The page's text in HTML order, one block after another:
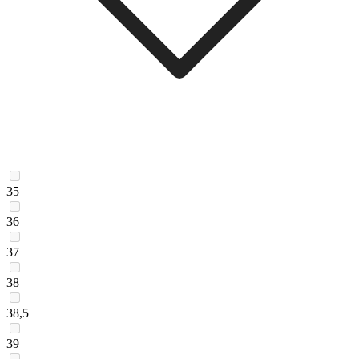
35
36
37
38
38,5
39